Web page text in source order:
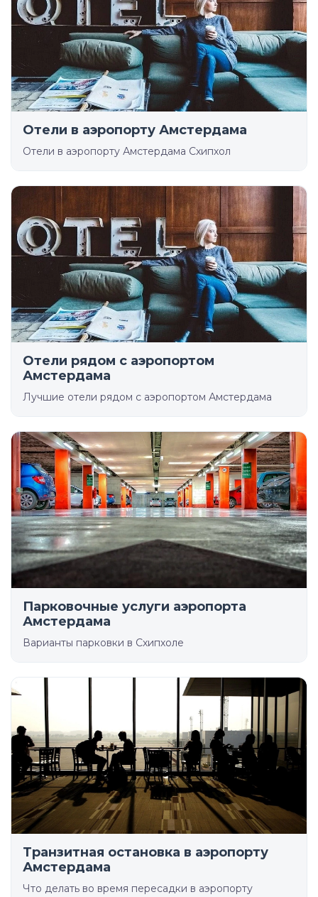
Отели в аэропорту Амстердама
Отели в аэропорту Амстердама Схипхол
Отели рядом с аэропортом
Амстердама
Лучшие отели рядом с аэропортом Амстердама
Парковочные услуги аэропорта
Амстердама
Варианты парковки в Схипхоле
Транзитная остановка в аэропорту
Амстердама
Что делать во время пересадки в аэропорту